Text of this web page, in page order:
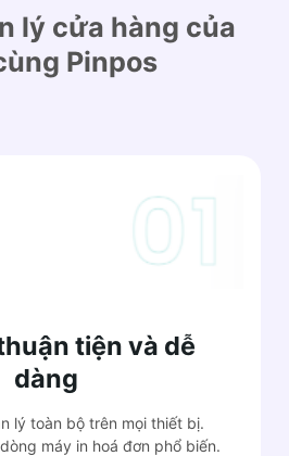
lý cửa hàng của
Pinpos
tiện và dễ
dàng
lý toàn bộ trên mọi thiết bị.
máy in hoá đơn phổ biến.